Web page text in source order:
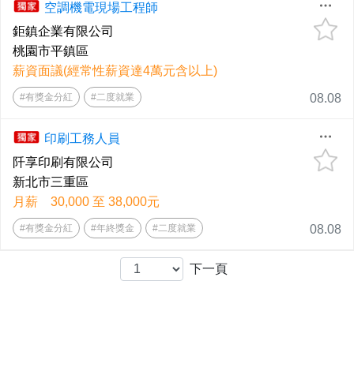
空調機電現場工程師
鉅鎮企業有限公司
桃園市平鎮區
薪資面議(經常性薪資達4萬元含以上)
#有獎金分紅 #二度就業 08.08
印刷工務人員
阡享印刷有限公司
新北市三重區
月薪 30,000 至 38,000元
#有獎金分紅 #年終獎金 #二度就業 08.08
下一頁